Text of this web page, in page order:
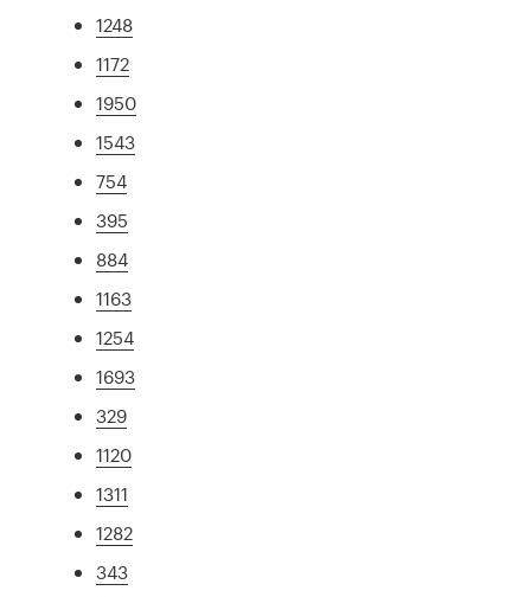
1248
1172
1950
1543
754
395
884
1163
1254
1693
329
1120
1311
1282
343